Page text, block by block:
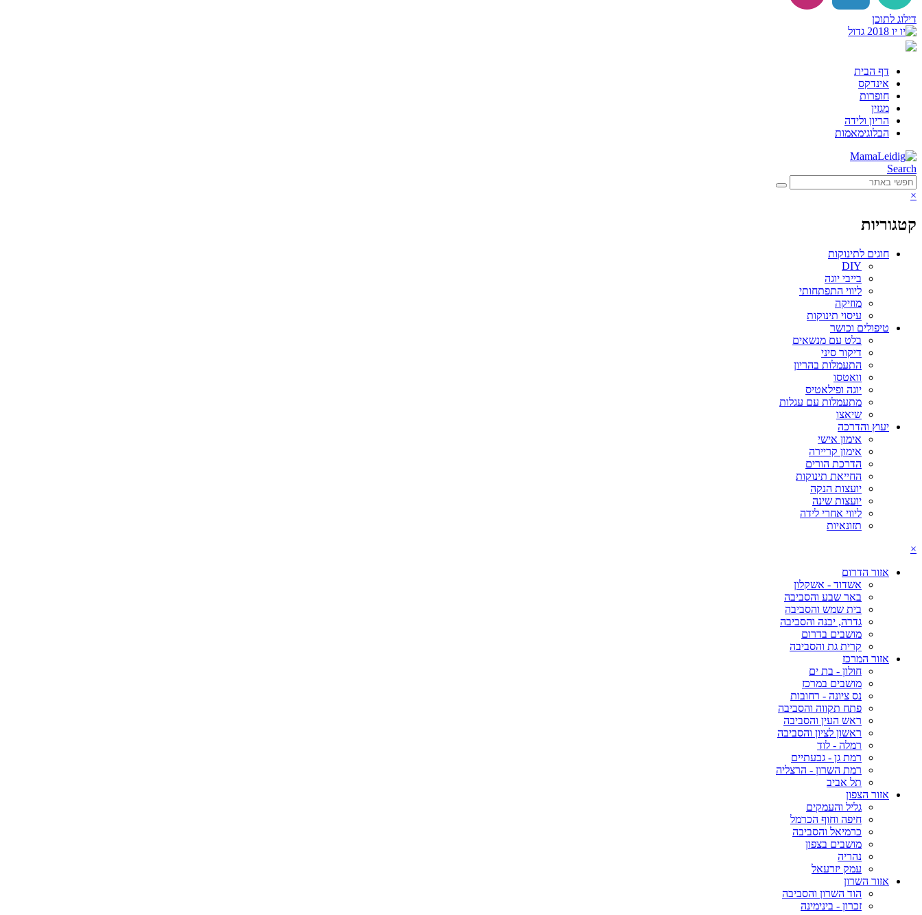
דילוג לתוכן
דף הבית
אינדקס
חופרות
מגזין
הריון ולידה
הבלוגימאמות
Search
×
קטגוריות
חוגים לתינוקות
DIY
בייבי יוגה
ליווי התפתחותי
מוזיקה
עיסוי תינוקות
טיפולים וכושר
בלט עם מנשאים
דיקור סיני
התעמלות בהריון
וואטסו
יוגה ופילאטיס
מתעמלות עם עגלות
שיאצו
יעוץ והדרכה
אימון אישי
אימון קריירה
הדרכת הורים
החייאת תינוקות
יועצות הנקה
יועצות שינה
ליווי אחרי לידה
תזונאיות
×
אזור הדרום
אשדוד - אשקלון
באר שבע והסביבה
בית שמש והסביבה
גדרה, יבנה והסביבה
מושבים בדרום
קרית גת והסביבה
אזור המרכז
חולון - בת ים
מושבים במרכז
נס ציונה - רחובות
פתח תקווה והסביבה
ראש העין והסביבה
ראשון לציון והסביבה
רמלה - לוד
רמת גן - גבעתיים
רמת השרון - הרצליה
תל אביב
אזור הצפון
גליל והעמקים
חיפה וחוף הכרמל
כרמיאל והסביבה
מושבים בצפון
נהריה
עמק יזרעאל
אזור השרון
הוד השרון והסביבה
זכרון - בינימינה